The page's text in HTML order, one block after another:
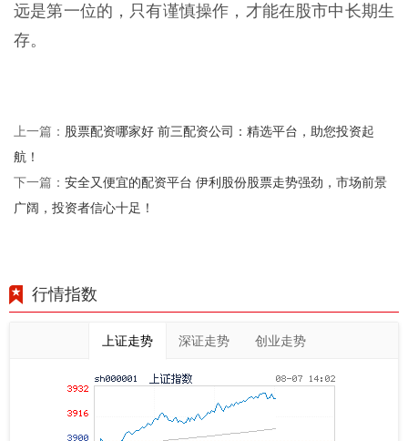
远是第一位的，只有谨慎操作，才能在股市中长期生
存。
上一篇： 股票配资哪家好 前三配资公司：精选平台，助您投资起
航！
下一篇： 安全又便宜的配资平台 伊利股份股票走势强劲，市场前景
广阔，投资者信心十足！
行情指数
上证走势 深证走势 创业走势